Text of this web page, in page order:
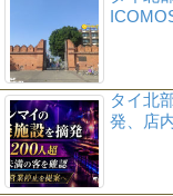
タイ北
発、店